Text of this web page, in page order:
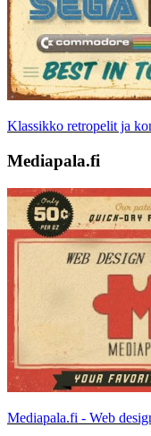
Klassikko retropelit ja
Mediapala.fi
Mediapala.fi - Web